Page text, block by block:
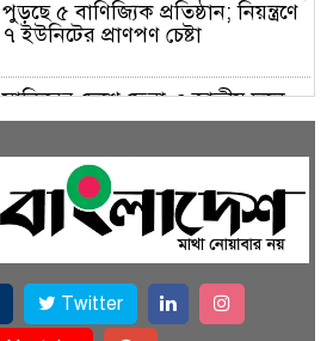
পুড়ছে ৫ বাণিজ্যিক প্রতিষ্ঠান; নিয়ন্ত্রণে
৭ ইউনিটের প্রাণপণ চেষ্টা
সাকিবের দেশে ফেরা ও জাতীয় দলে
ফেরার সম্ভাবনা নেই, ইঙ্গিত ক্রীড়া
ফেসবুকে যুক্ত হলো বিকাশ, সহজ
হলো ডিজিটাল পেমেন্ট
বৃষ্টি উপেক্ষা করে ‘জুলাই গণঅভ্যুত্থান
Twitter